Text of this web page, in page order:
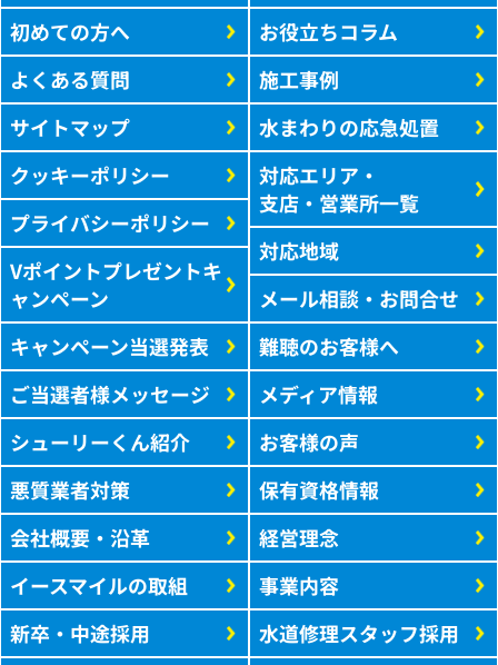
初めての方へ
よくある質問
サイトマップ
クッキーポリシー
プライバシーポリシー
Vポイントプレゼントキ
ャンペーン
キャンペーン当選発表
ご当選者様メッセージ
シューリーくん紹介
悪質業者対策
会社概要・沿革
イースマイルの取組
新卒・中途採用
お役立ちコラム
施工事例
水まわりの応急処置
対応エリア・
支店・営業所一覧
対応地域
メール相談・お問合せ
難聴のお客様へ
メディア情報
お客様の声
保有資格情報
経営理念
事業内容
水道修理スタッフ採用